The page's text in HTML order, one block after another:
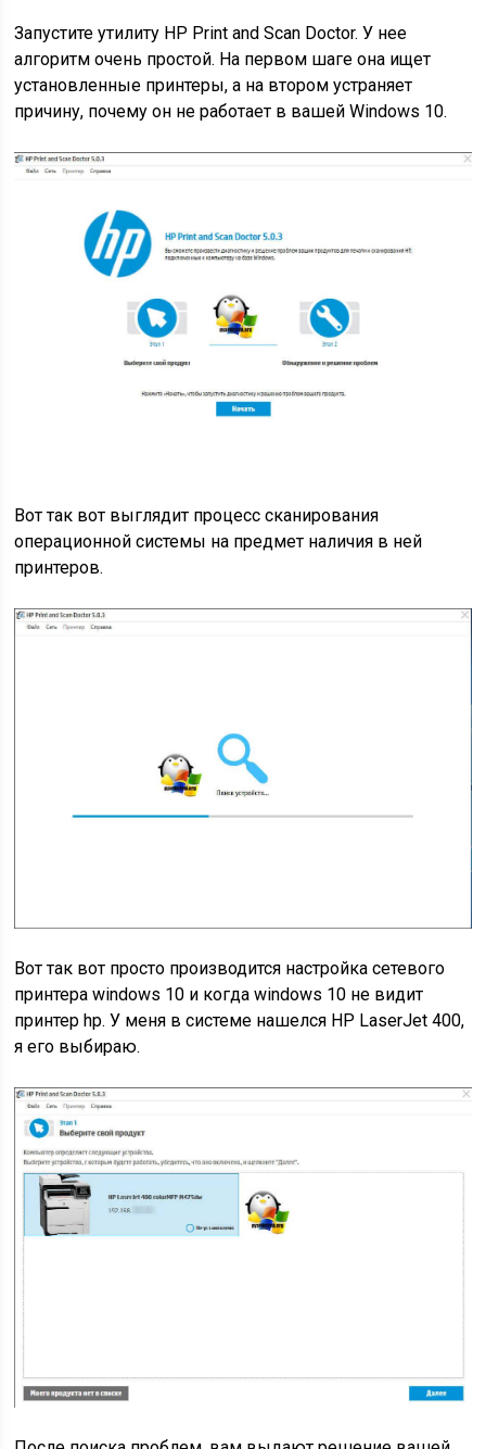
Запустите утилиту HP Print and Scan Doctor. У нее
алгоритм очень простой. На первом шаге она ищет
установленные принтеры, а на втором устраняет
причину, почему он не работает в вашей Windows 10.
Вот так вот выглядит процесс сканирования
операционной системы на предмет наличия в ней
принтеров.
Вот так вот просто производится настройка сетевого
принтера windows 10 и когда windows 10 не видит
принтер hp. У меня в системе нашелся HP LaserJet 400,
я его выбираю.